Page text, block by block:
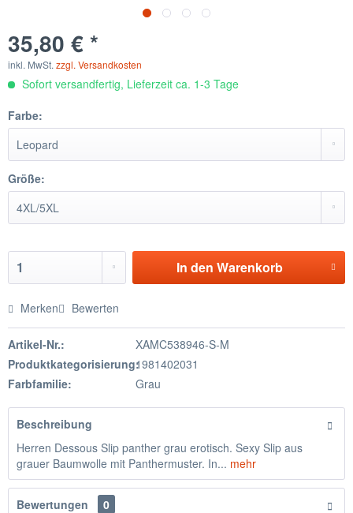
35,80 € *
inkl. MwSt. zzgl. Versandkosten
Sofort versandfertig, Lieferzeit ca. 1-3 Tage
Farbe:
Größe:
In den Warenkorb
Merken Bewerten
Artikel-Nr.:
XAMC538946-S-M
Produktkategorisierung:1981402031
Farbfamilie:
Grau
Beschreibung
Herren Dessous Slip panther grau erotisch. Sexy Slip aus
grauer Baumwolle mit Panthermuster. In... mehr
Bewertungen
0